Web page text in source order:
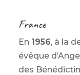
France
En 1956, à la
évêque
des